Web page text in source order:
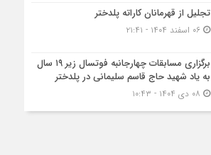
تجلیل از قهرمانان کاراته پلدختر
۰۶ اسفند ۱۴۰۴ - ۲۱:۴۱
برگزاری مسابقات چهارجانبه فوتسال زیر ۱۹ سال
به یاد شهید حاج قاسم سلیمانی در پلدختر